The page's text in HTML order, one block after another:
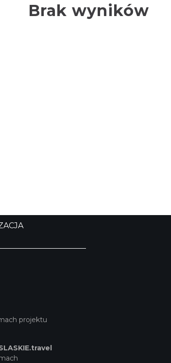
Brak wyników
projektu